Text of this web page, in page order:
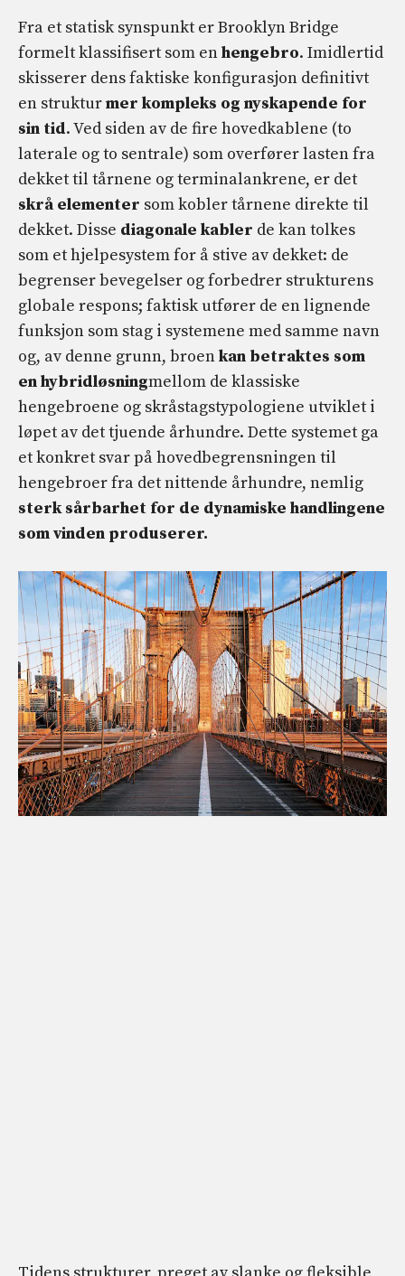
Fra et statisk synspunkt er Brooklyn Bridge
formelt klassifisert som enhengebro. Imidlertid
skisserer dens faktiske konfigurasjon definitivt
en strukturmer kompleks og nyskapende for
sin tid. Ved siden av de fire hovedkablene (to
laterale og to sentrale) som overfører lasten fra
dekket til tårnene og terminalankrene, er det
skrå elementer som kobler tårnene direkte til
dekket. Disse diagonale kabler de kan tolkes
som et hjelpesystem for å stive av dekket: de
begrenser bevegelser og forbedrer strukturens
globale respons; faktisk utfører de en lignende
funksjon som stag i systemene med samme navn
og, av denne grunn, broenkan betraktes som
en hybridløsningmellom de klassiske
hengebroene og skråstagstypologiene utviklet i
løpet av det tjuende århundre. Dette systemet ga
et konkret svar på hovedbegrensningen til
hengebroer fra det nittende århundre, nemlig
sterk sårbarhet for de dynamiske handlingene
som vinden produserer.